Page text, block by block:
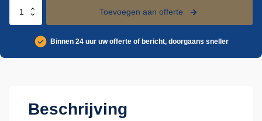
Vikan
Toevoegen aan offerte
Binnen 24 uur uw offerte of bericht, doorgaans sneller
Beschrijving